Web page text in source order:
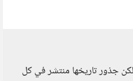
جذور تاريخها منتشر في كل